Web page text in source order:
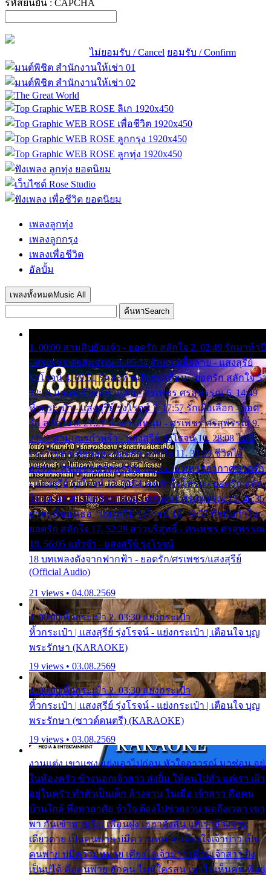
รหัสยืนยัน : CAPCHA
ไม่ยอมรับ / Cancel ยอมรับ / Confirm
เพลงลูกทุ่ง
เพลงลูกกรุง
เพลงเพื่อชีวิต
อัลบั้ม
เพลงทั้งหมด Music All
ค้นหาSearch
1. 00:00 สามสิบยังแจ๋ว - ยอดรัก สลักใจ 2. 02:49 รักมาห้าปี
- ศรเพชร ศรสุพรรณ 3. 05:57 รักสาวเสื้อลาย - แสงสุรีย์
รุ่งโรจน์ 4. 09:51 รักสะท้านดินสะเทือน - ยอดรัก สลักใจ 5.
12:23 มอเตอร์ไซค์ทำหล่น - ศรเพชร ศรสุพรรณ 6. 14:49
หิ้วกระเป๋า - แสงสุรีย์ รุ่งโรจน์ 7. 17:57 รักเผื่อเลือก - ยอด
รัก สลักใจ 8. 21:21 น้ำตาไอ้หนุ่ม - ศรเพชร ศรสุพรรณ 9.
24:27 สามเณรกำพร้า - แสงสุรีย์ รุ่งโรจน์ 10. 28:08 ไม่มี
เวลาไปหาเมียน้อย - ยอดรัก สลักใจ 11. 31:29 ชีวิตไอ้
ธรรม - ศรเพชร ศรสุพรรณ 12. 35:26 ทหารอากาศขาดรัก
- แสงสุรีย์ รุ่งโรจน์ 13. 39:01 คนหัวใจโทรม - ยอดรัก สลัก
ใจ 14. 42:49 ไอ้หวังตายแน่ - ศรเพชร ศรสุพรรณ 15. 46:35
ธาตุแท้ของเธอ - แสงสุรีย์ รุ่งโรจน์ 16. 49:57 กำนันกำใน -
ยอดรัก สลักใจ 17. 52:29 สาวบริสุทธิ์ - ศรเพชร ศรสุพรรณ
18. 56:05 แต๋วจ๋า - แสงสุรีย์ รุ่งโรจน์
18 บทเพลงดังจากฟากฟ้า - ยอดรัก/ศรเพชร/แสงสุรีย์
(Official Audio)
21 views • 04.08.2569
1. 00:00 หิ้วกระเป๋า 2. 03:30 แย่งกระเป๋า
หิ้วกระเป๋า | แสงสุรีย์ รุ่งโรจน์ - แย่งกระเป๋า | เตือนใจ บุญ
พระรักษา (KARAOKE)
19 views • 03.08.2569
1. 00:00 หิ้วกระเป๋า 2. 03:30 แย่งกระเป๋า
หิ้วกระเป๋า | แสงสุรีย์ รุ่งโรจน์ - แย่งกระเป๋า | เตือนใจ บุญ
พระรักษา (ซาวด์ดนตรี) (KARAOKE)
19 views • 03.08.2569
งานแต่ง เขาแซง แย่งเอาไปก่อน หัวใจอาวรณ์ มาซ่อน อยู่
ในห้องครัว ข้างนอกเจ้าสาว ส่งยิ้ม ให้คนไปทั่ว แต่เรา เฝ้า
อยู่ในครัว ทำตัวเป็นเด็ก ล้างจาน ในเมื่อ เจ้าสาว คือคน
บ้านใกล้ พึ่งพาอาศัย จำใจ ต้องไปช่วยงาน พอถึงเวลา เขา
พา กันเข้าพาขวัญ เพื่อนฝูง เฮฮาดังลั่น แต่เราล้างจาน
เดียวดาย เป็นคนพ่าย บ่มีความหมาย เคียงใจเจ้าบ่าว เป็น
คนพ่าย บ่มีความหมาย เคียงใจเจ้าบ่าว เพื่อนเจ้าสาว ยัง
เป็นบ่ได้ คือคนพ่าย ฮักคน ไม่มีใครสน เขาไม่เห็นคน ที่อยู่